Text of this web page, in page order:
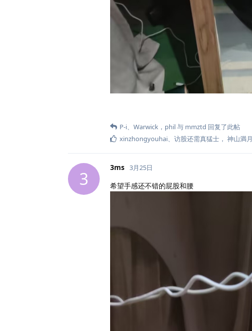
P-i、 Warwick，phil与 mmztd 回复了此帖
xinzhongyouhai、 访股还需真猛士 ， 神山満月
3
3ms 3月25日
希望手感还不错的屁股和腰